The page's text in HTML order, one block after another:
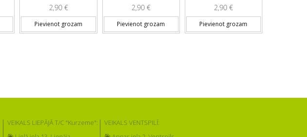
2,90 €
Pievienot grozam
2,90 €
Pievienot grozam
2,90 €
Pievienot grozam
VEIKALS LIEPĀJĀ T/C "Kurzeme":
VEIKALS VENTSPILĪ: